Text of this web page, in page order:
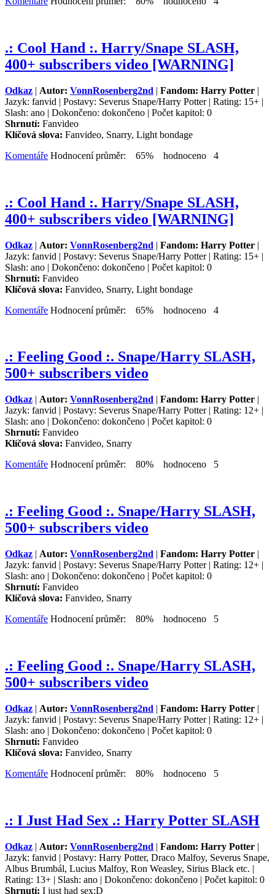
.: Cool Hand :. Harry/Snape SLASH,
400+ subscribers video [WARNING]
Odkaz | Autor: VonnRosenberg2nd | Fandom: Harry Potter |
Jazyk: fanvid | Postavy: Severus Snape/Harry Potter | Rating: 15+ |
Slash: ano | Dokončeno: dokončeno | Počet kapitol: 0
Shrnutí: Fanvideo
Klíčová slova: Fanvideo, Snarry, Light bondage
Komentáře Hodnocení průměr: 65% hodnoceno 4
.: Cool Hand :. Harry/Snape SLASH,
400+ subscribers video [WARNING]
Odkaz | Autor: VonnRosenberg2nd | Fandom: Harry Potter |
Jazyk: fanvid | Postavy: Severus Snape/Harry Potter | Rating: 15+ |
Slash: ano | Dokončeno: dokončeno | Počet kapitol: 0
Shrnutí: Fanvideo
Klíčová slova: Fanvideo, Snarry, Light bondage
Komentáře Hodnocení průměr: 65% hodnoceno 4
.: Feeling Good :. Snape/Harry SLASH,
500+ subscribers video
Odkaz | Autor: VonnRosenberg2nd | Fandom: Harry Potter |
Jazyk: fanvid | Postavy: Severus Snape/Harry Potter | Rating: 12+ |
Slash: ano | Dokončeno: dokončeno | Počet kapitol: 0
Shrnutí: Fanvideo
Klíčová slova: Fanvideo, Snarry
Komentáře Hodnocení průměr: 80% hodnoceno 5
.: Feeling Good :. Snape/Harry SLASH,
500+ subscribers video
Odkaz | Autor: VonnRosenberg2nd | Fandom: Harry Potter |
Jazyk: fanvid | Postavy: Severus Snape/Harry Potter | Rating: 12+ |
Slash: ano | Dokončeno: dokončeno | Počet kapitol: 0
Shrnutí: Fanvideo
Klíčová slova: Fanvideo, Snarry
Komentáře Hodnocení průměr: 80% hodnoceno 5
.: Feeling Good :. Snape/Harry SLASH,
500+ subscribers video
Odkaz | Autor: VonnRosenberg2nd | Fandom: Harry Potter |
Jazyk: fanvid | Postavy: Severus Snape/Harry Potter | Rating: 12+ |
Slash: ano | Dokončeno: dokončeno | Počet kapitol: 0
Shrnutí: Fanvideo
Klíčová slova: Fanvideo, Snarry
Komentáře Hodnocení průměr: 80% hodnoceno 5
.: I Just Had Sex .: Harry Potter SLASH
Odkaz | Autor: VonnRosenberg2nd | Fandom: Harry Potter |
Jazyk: fanvid | Postavy: Harry Potter, Draco Malfoy, Severus Snape,
Albus Brumbál, Lucius Malfoy, Ron Weasley, Sirius Black etc. |
Rating: 13+ | Slash: ano | Dokončeno: dokončeno | Počet kapitol: 0
Shrnutí: I just had sex:D